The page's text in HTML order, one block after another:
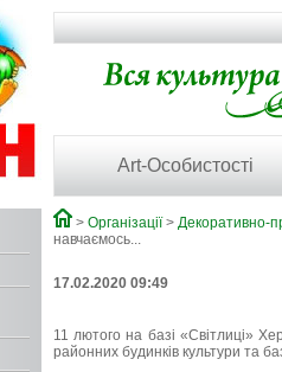
Art-Особистості
> Організації> Декоративно-
навчаємось...
17.02.2020 09:49
11 лютого на базі «Світлиці»
районних будинків культури та